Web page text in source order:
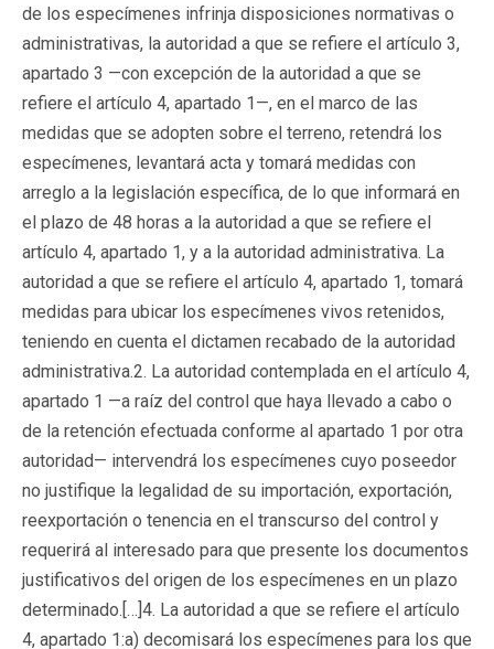
de los especímenes infrinja disposiciones normativas o
administrativas, la autoridad a que se refiere el artículo 3,
apartado 3 —con excepción de la autoridad a que se
refiere el artículo 4, apartado 1—, en el marco de las
medidas que se adopten sobre el terreno, retendrá los
especímenes, levantará acta y tomará medidas con
arreglo a la legislación específica, de lo que informará en
el plazo de 48 horas a la autoridad a que se refiere el
artículo 4, apartado 1, y a la autoridad administrativa. La
autoridad a que se refiere el artículo 4, apartado 1, tomará
medidas para ubicar los especímenes vivos retenidos,
teniendo en cuenta el dictamen recabado de la autoridad
administrativa.2. La autoridad contemplada en el artículo 4,
apartado 1 —a raíz del control que haya llevado a cabo o
de la retención efectuada conforme al apartado 1 por otra
autoridad— intervendrá los especímenes cuyo poseedor
no justifique la legalidad de su importación, exportación,
reexportación o tenencia en el transcurso del control y
requerirá al interesado para que presente los documentos
justificativos del origen de los especímenes en un plazo
determinado.[…]4. La autoridad a que se refiere el artículo
4, apartado 1:a) decomisará los especímenes para los que